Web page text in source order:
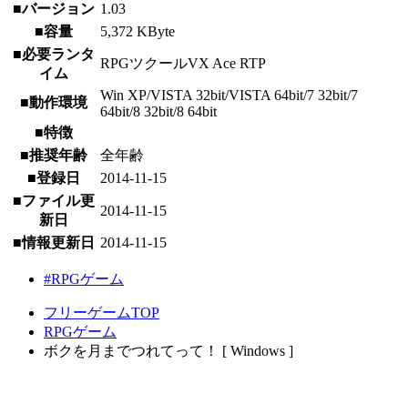
■バージョン 1.03
■容量
5,372 KByte
■必要ランタ
イム
RPGツクールVX Ace RTP
■動作環境
Win XP/VISTA 32bit/VISTA 64bit/7 32bit/7
64bit/8 32bit/8 64bit
■特徴
■推奨年齢
全年齢
■登録日
2014-11-15
■ファイル更
新日
2014-11-15
■情報更新日 2014-11-15
#RPGゲーム
フリーゲームTOP
RPGゲーム
ボクを月までつれてって！ [ Windows ]